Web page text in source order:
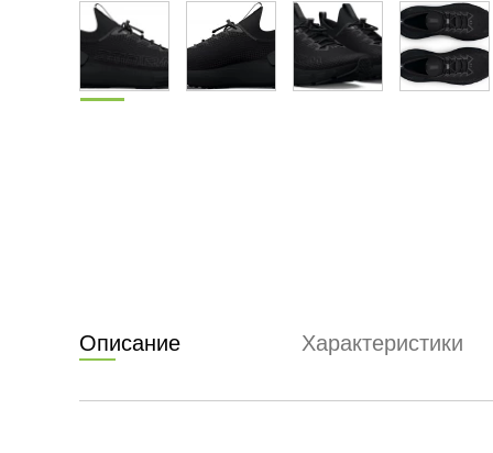
Описание Характеристики